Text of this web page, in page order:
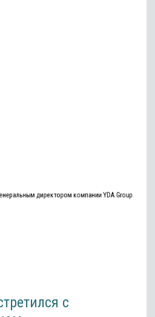
директором компании YDA Group
с